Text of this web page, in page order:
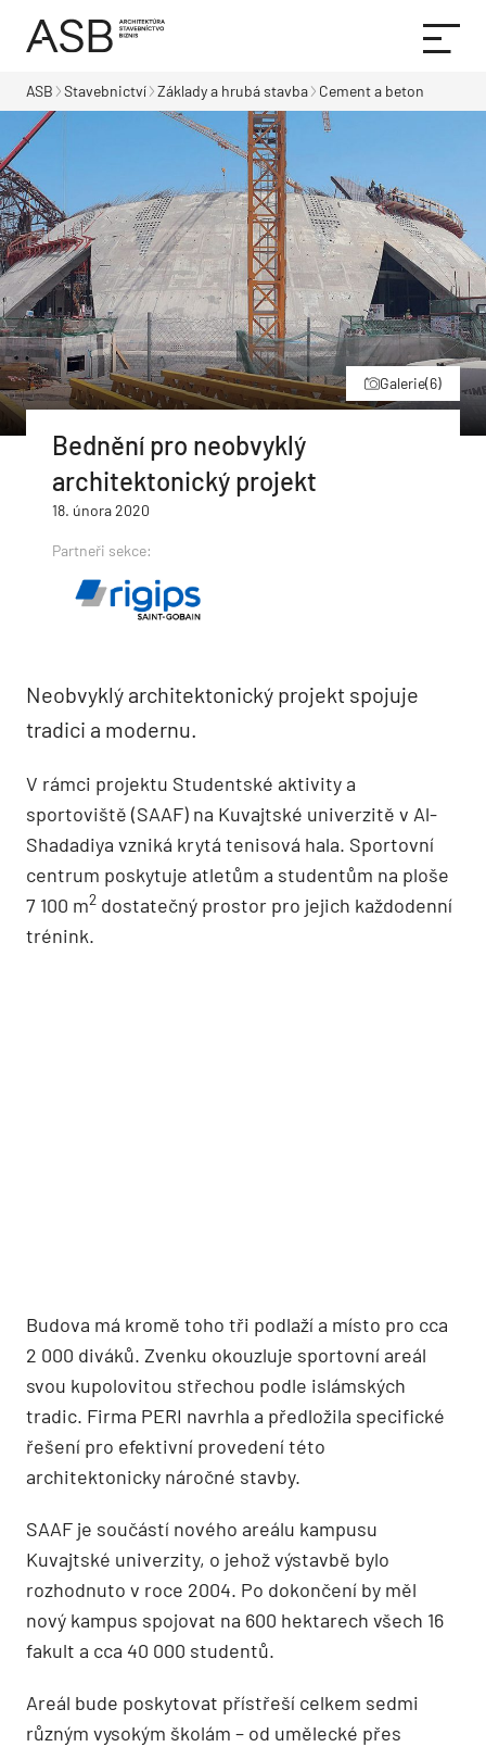
ASB Stavebnictví Základy a hrubá stavba Cement a beton
Galerie(6)
Bednění pro neobvyklý
architektonický projekt
18. února 2020
Partneři sekce:
Neobvyklý architektonický projekt spojuje
tradici a modernu.
V rámci projektu Studentské aktivity a
sportoviště (SAAF) na Kuvajtské univerzitě v Al-
Shadadiya vzniká krytá tenisová hala. Sportovní
centrum poskytuje atletům a studentům na ploše
7 100 m2 dostatečný prostor pro jejich každodenní
trénink.
Budova má kromě toho tři podlaží a místo pro cca
2 000 diváků. Zvenku okouzluje sportovní areál
svou kupolovitou střechou podle islámských
tradic. Firma PERI navrhla a předložila specifické
řešení pro efektivní provedení této
architektonicky náročné stavby.
SAAF je součástí nového areálu kampusu
Kuvajtské univerzity, o jehož výstavbě bylo
rozhodnuto v roce 2004. Po dokončení by měl
nový kampus spojovat na 600 hektarech všech 16
fakult a cca 40 000 studentů.
Areál bude poskytovat přístřeší celkem sedmi
různým vysokým školám – od umělecké přes